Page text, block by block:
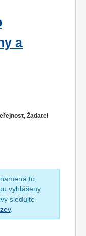
a
Žadatel
to,
vyhlášeny
sledujte
.